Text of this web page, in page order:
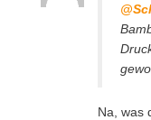
Na, was